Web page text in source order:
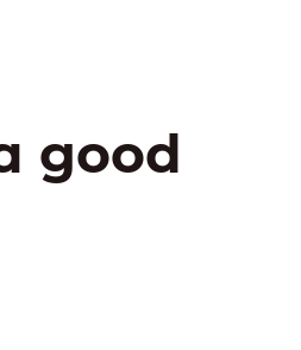
good